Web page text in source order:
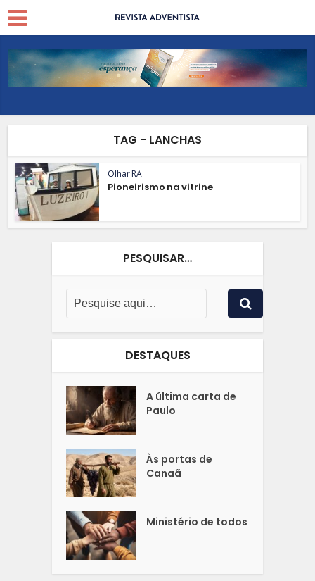
TAG - LANCHAS
Olhar RA
Pioneirismo na vitrine
PESQUISAR…
DESTAQUES
A última carta de
Paulo
Às portas de
Canaã
Ministério de todos